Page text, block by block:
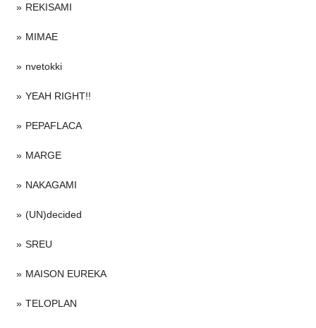
REKISAMI
MIMAE
nvetokki
YEAH RIGHT!!
PEPAFLACA
MARGE
NAKAGAMI
(UN)decided
SREU
MAISON EUREKA
TELOPLAN